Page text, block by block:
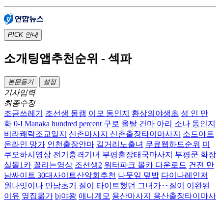
PICK 안내
소개팅앱추천순위 - 섹파
본문듣기 설정
기사입력
최종수정
조금쓰레기
조선생 몸캠 이모 동인지 환상의야생초 성 인 만
화 0-I Manaka hundred percent 구로 올탈 건마 아리 소나 동인지
비라쾌락조교일지
신촌마사지 신촌출장타이마사지
소드아트
온라인 망가 인천출장안마 길거리노출녀 무료웹하드순위 미
쿠오하시영상 전기충격기녀 부평출장태국마사지 부평쿤 화장
실몰1카 꼴리는영상 조선생2 워터파크 몰카 다운로드 건전 만
남싸이트 30대사이트산악회추천 나뭇잎 덮밥 다이나레인저
원나잇이나 만남초기 질이 타이트했던 그녀가‥질이 이완된
이유 옆집몳가 bj야왕 애니계모 용산마사지 용산출장타이마사